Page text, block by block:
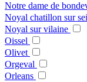
Notre dame de
Noyal chatillon sur
Noyal sur vilaine
Oissel
Olivet
Orgeval
Orleans